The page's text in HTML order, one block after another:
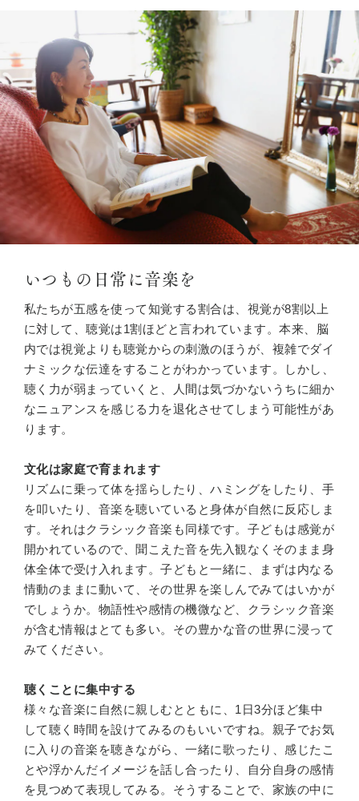
いつもの日常に音楽を
私たちが五感を使って知覚する割合は、視覚が8割以上
に対して、聴覚は1割ほどと言われています。本来、脳
内では視覚よりも聴覚からの刺激のほうが、複雑でダイ
ナミックな伝達をすることがわかっています。しかし、
聴く力が弱まっていくと、人間は気づかないうちに細か
なニュアンスを感じる力を退化させてしまう可能性があ
ります。
文化は家庭で育まれます
リズムに乗って体を揺らしたり、ハミングをしたり、手
を叩いたり、音楽を聴いていると身体が自然に反応しま
す。それはクラシック音楽も同様です。子どもは感覚が
開かれているので、聞こえた音を先入観なくそのまま身
体全体で受け入れます。子どもと一緒に、まずは内なる
情動のままに動いて、その世界を楽しんでみてはいかが
でしょうか。物語性や感情の機微など、クラシック音楽
が含む情報はとても多い。その豊かな音の世界に浸って
みてください。
聴くことに集中する
様々な音楽に自然に親しむとともに、1日3分ほど集中
して聴く時間を設けてみるのもいいですね。親子でお気
に入りの音楽を聴きながら、一緒に歌ったり、感じたこ
とや浮かんだイメージを話し合ったり、自分自身の感情
を見つめて表現してみる。そうすることで、家族の中に